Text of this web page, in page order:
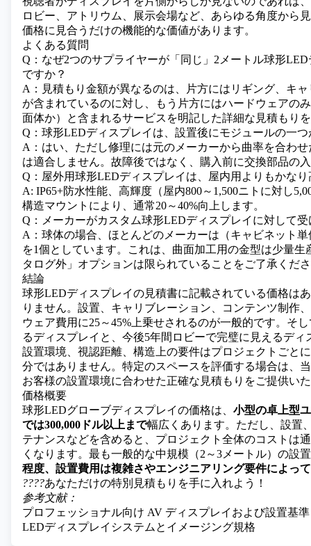
ロビー、アトリウム、展示会場など、あらゆる角度から
価格に見合うだけの機能的な価値があります。
よくある質問
Q：なぜ2つのサプライヤーが「同じ」2メートル球形
ですか？
A：見積もり金額が異なるのは、片方にはリギング、キ
が含まれているのに対し、もう片方にはハードウェアの
面体か）と含まれるサービスを明記した詳細な見積もり
Q：球形LEDディスプレイは、設置後にモジュールの一
A：はい、ただし修理には元のメーカーから曲率を合わ
は適合しません。故障後ではなく、購入前に交換部品の
Q：屋外用球形LEDディスプレイは、屋内用よりもかな
A: IP65+防水性能、高輝度（屋内800～1,500ニトに対し
構造マウントにより、通常20～40%向上します。
Q：メーカーがカスタム球形LEDディスプレイに対して
A：球体の場合、ほとんどのメーカーは（キャビネット
を1個としています。これは、曲面加工用の金型は少量
タログ外」オプションは限られていることをご了承くだ
結論
球形LEDディスプレイの見積書に記載されている価格は
りません。設置、キャリブレーション、コンテンツ制作
ウェア費用に25～45%上乗せされるのが一般的です。そ
るディスプレイと、今後5年間ロビーで完璧に見えるデ
設置環境、視認距離、構造上の要件はプロジェクトごと
分ではありません。特定のスペースを評価する場合は、
お客様の設置環境に合わせた正確な見積もりをご提供い
価格概要
球形LEDグローブディスプレイの価格は、 小型の卓上型
では300,000ドル以上まで幅広くあります。ただし、設置
テナンスなどを含めると、プロジェクト全体のコストは
くなります。最も一般的な中規模（2～3メートル）の設
程度、設置費用は複雑さやエンジニアリング要件によっ
????あなただけの特別見積もりを手に入れよう！
参考文献：
プロフェッショナル向け AV ディスプレイおよび設置基準
LEDディスプレイシステムとイメージング規格